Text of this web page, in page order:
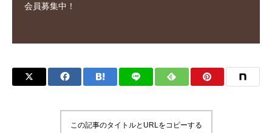
会員募集中！
この記事のタイトルとURLをコピーする